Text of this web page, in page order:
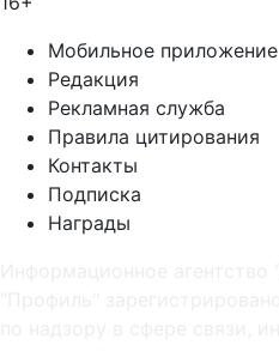
Мобильное приложение
Редакция
Рекламная служба
Правила цитирования
Контакты
Подписка
Награды